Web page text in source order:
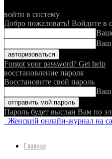
войти в систему
Добро пожаловать! Войдите в
Ваш
Forgot your password? Get help
восстановление пароля
Восстановите свой пароль
Ваш
Пароль будет выслан Вам по
Женский онлайн-журнал на
Главная